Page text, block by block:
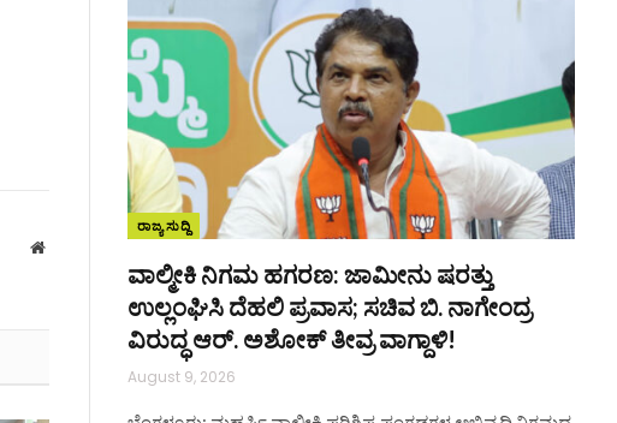
Website
ರಾಜ್ಯ ಸುದ್ದಿ
ವಾಲ್ಮೀಕಿ ನಿಗಮ ಹಗರಣ: ಜಾಮೀನು ಷರತ್ತು
ಉಲ್ಲಂಘಿಸಿ ದೆಹಲಿ ಪ್ರವಾಸ; ಸಚಿವ ಬಿ. ನಾಗೇಂದ್ರ
ವಿರುದ್ಧ ಆರ್. ಅಶೋಕ್ ತೀವ್ರ ವಾಗ್ದಾಳಿ!
August 9, 2026